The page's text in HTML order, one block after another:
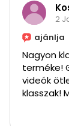
2
ajánlja
Nagyon
terméke!
videók
klasszak!